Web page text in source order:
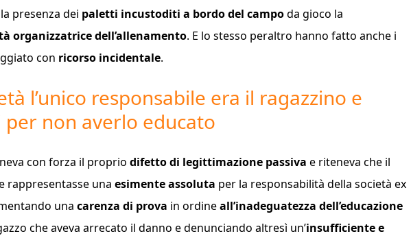
presenza dei paletti incustoditi a bordo del campoda gioco la
organizzatrice dell’allenamento. E lo stesso peraltro hanno fatto anche i
con ricorso incidentale.
l’unico responsabile era il ragazzino e
non averlo educato
con forza il proprio difetto di legittimazione passiva e riteneva che il
rappresentasse una esimente assoluta per la responsabilità della società ex
una carenza di prova in ordineall’inadeguatezza dell’educazione
che aveva arrecato il danno e denunciando altresì un’insufficiente e